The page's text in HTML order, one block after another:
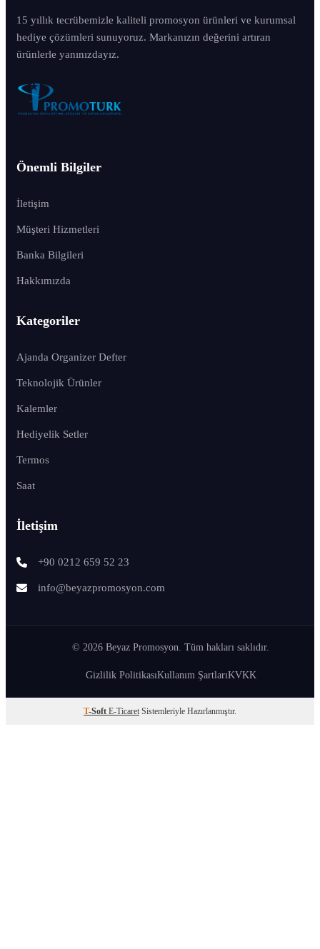
15 yıllık tecrübemizle kaliteli promosyon ürünleri ve kurumsal
hediye çözümleri sunuyoruz. Markanızın değerini artıran
ürünlerle yanınızdayız.
Önemli Bilgiler
İletişim
Müşteri Hizmetleri
Banka Bilgileri
Hakkımızda
Kategoriler
Ajanda Organizer Defter
Teknolojik Ürünler
Kalemler
Hediyelik Setler
Termos
Saat
İletişim
+90 0212 659 52 23
info@beyazpromosyon.com
© 2026 Beyaz Promosyon. Tüm hakları saklıdır.
Gizlilik PolitikasıKullanım ŞartlarıKVKK
T-Soft E-Ticaret Sistemleriyle Hazırlanmıştır.